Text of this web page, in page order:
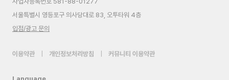
서울특별시 영등포구 의사당대로 83, 오투타워 4층
입점/광고 문의
이용약관 개인정보처리방침 커뮤니티 이용약관
Language